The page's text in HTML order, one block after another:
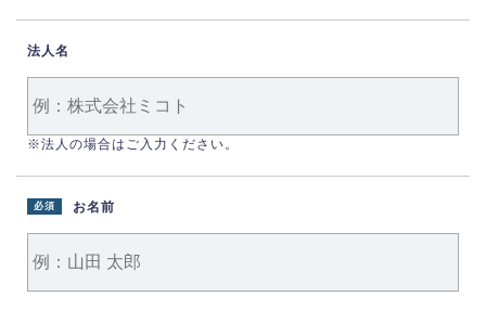
法人名
※法人の場合はご入力ください。
お名前
必須